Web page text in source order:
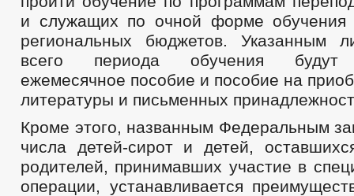
и служащих по очной форме обучения
региональных бюджетов. Указанным
всего периода обучения будут
ежемесячное пособие и пособие на
литературы и письменных
Кроме этого, названным Федеральным
числа детей-сирот и детей,
родителей, принимавших участие в
операции, устанавливается